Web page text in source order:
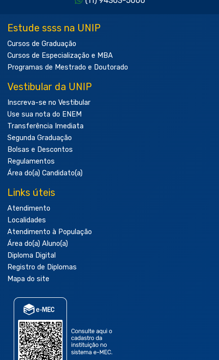
Estude ssss na UNIP
Cursos de Graduação
Cursos de Especialização e MBA
Programas de Mestrado e Doutorado
Vestibular da UNIP
Inscreva-se no Vestibular
Use sua nota do ENEM
Transferência Imediata
Segunda Graduação
Bolsas e Descontos
Regulamentos
Área do(a) Candidato(a)
Links úteis
Atendimento
Localidades
Atendimento à População
Área do(a) Aluno(a)
Diploma Digital
Registro de Diplomas
Mapa do site